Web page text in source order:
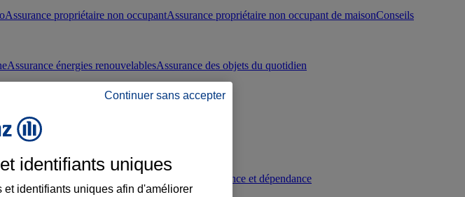
Assurance propriétaire non occupantAssurance propriétaire non occupant de maisonConseils
Assurance énergies renouvelablesAssurance des objets du quotidien
Conseils prévoyance et dépendance
Continuer sans accepter
identifiants uniques
identifiants uniques afin d'améliorer